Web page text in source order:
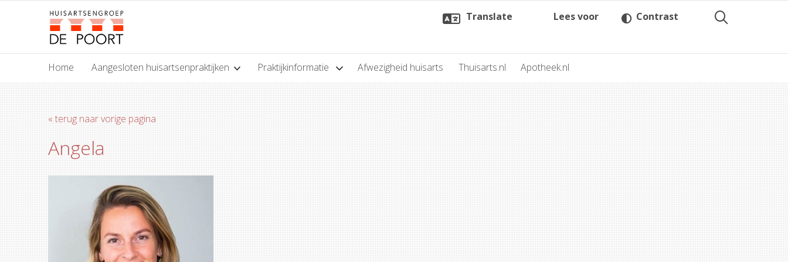
Translate Lees voor Contrast
Home Aangesloten huisartsenpraktijken Praktijkinformatie Afwezigheid huisarts Thuisarts.nl Apotheek.nl
« terug naar vorige pagina
Angela